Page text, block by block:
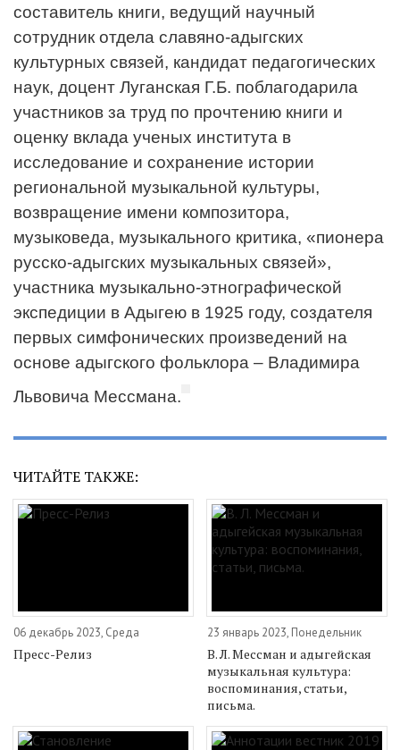
составитель книги, ведущий научный
сотрудник отдела славяно-адыгских
культурных связей, кандидат педагогических
наук, доцент Луганская Г.Б. поблагодарила
участников за труд по прочтению книги и
оценку вклада ученых института в
исследование и сохранение истории
региональной музыкальной культуры,
возвращение имени композитора,
музыковеда, музыкального критика, «пионера
русско-адыгских музыкальных связей»,
участника музыкально-этнографической
экспедиции в Адыгею в 1925 году, создателя
первых симфонических произведений на
основе адыгского фольклора – Владимира
Львовича Мессмана.
ЧИТАЙТЕ ТАКЖЕ:
06 декабрь 2023, Среда
Пресс-Релиз
23 январь 2023, Понедельник
В. Л. Мессман и адыгейская
музыкальная культура:
воспоминания, статьи,
письма.